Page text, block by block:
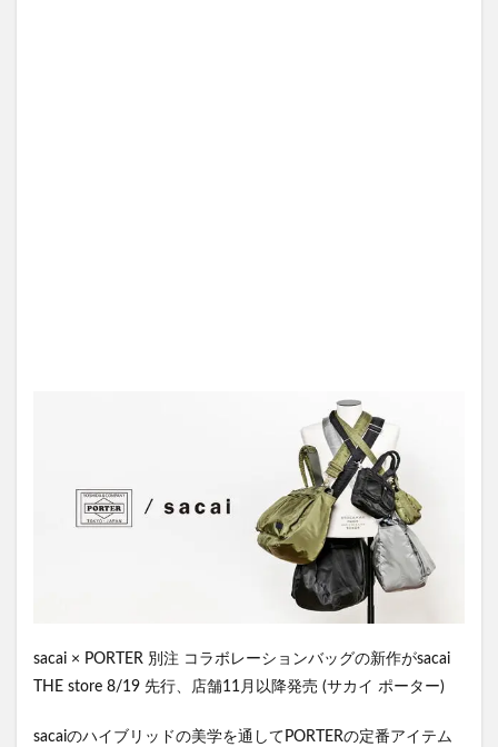
sacai × PORTER 別注 コラボレーションバッグの新作がsacai
THE store 8/19 先行、店舗11月以降発売 (サカイ ポーター)
sacaiのハイブリッドの美学を通してPORTERの定番アイテム